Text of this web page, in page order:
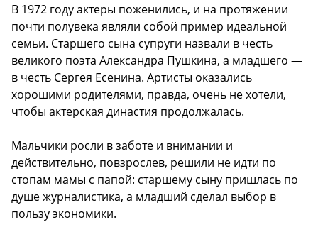
В 1972 году актеры поженились, и на протяжении
почти полувека являли собой пример идеальной
семьи. Старшего сына супруги назвали в честь
великого поэта Александра Пушкина, а младшего —
в честь Сергея Есенина. Артисты оказались
хорошими родителями, правда, очень не хотели,
чтобы актерская династия продолжалась.
Мальчики росли в заботе и внимании и
действительно, повзрослев, решили не идти по
стопам мамы с папой: старшему сыну пришлась по
душе журналистика, а младший сделал выбор в
пользу экономики.